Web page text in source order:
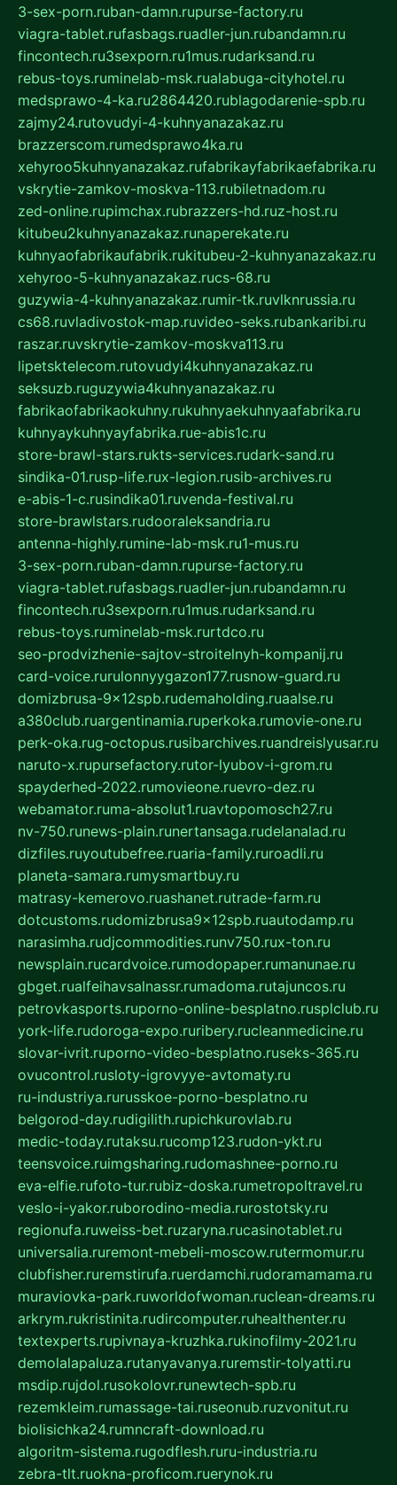
3-sex-porn.ruban-damn.rupurse-factory.ru
viagra-tablet.rufasbags.ruadler-jun.rubandamn.ru
fincontech.ru3sexporn.ru1mus.rudarksand.ru
rebus-toys.ruminelab-msk.rualabuga-cityhotel.ru
medsprawo-4-ka.ru2864420.rublagodarenie-spb.ru
zajmy24.rutovudyi-4-kuhnyanazakaz.ru
brazzerscom.rumedsprawo4ka.ru
xehyroo5kuhnyanazakaz.rufabrikayfabrikaefabrika.ru
vskrytie-zamkov-moskva-113.rubiletnadom.ru
zed-online.rupimchax.rubrazzers-hd.ruz-host.ru
kitubeu2kuhnyanazakaz.runaperekate.ru
kuhnyaofabrikaufabrik.rukitubeu-2-kuhnyanazakaz.ru
xehyroo-5-kuhnyanazakaz.rucs-68.ru
guzywia-4-kuhnyanazakaz.rumir-tk.ruvlknrussia.ru
cs68.ruvladivostok-map.ruvideo-seks.rubankaribi.ru
raszar.ruvskrytie-zamkov-moskva113.ru
lipetsktelecom.rutovudyi4kuhnyanazakaz.ru
seksuzb.ruguzywia4kuhnyanazakaz.ru
fabrikaofabrikaokuhny.rukuhnyaekuhnyaafabrika.ru
kuhnyaykuhnyayfabrika.rue-abis1c.ru
store-brawl-stars.rukts-services.rudark-sand.ru
sindika-01.rusp-life.rux-legion.rusib-archives.ru
e-abis-1-c.rusindika01.ruvenda-festival.ru
store-brawlstars.rudooraleksandria.ru
antenna-highly.rumine-lab-msk.ru1-mus.ru
3-sex-porn.ruban-damn.rupurse-factory.ru
viagra-tablet.rufasbags.ruadler-jun.rubandamn.ru
fincontech.ru3sexporn.ru1mus.rudarksand.ru
rebus-toys.ruminelab-msk.rurtdco.ru
seo-prodvizhenie-sajtov-stroitelnyh-kompanij.ru
card-voice.rurulonnyygazon177.rusnow-guard.ru
domizbrusa-9x12spb.rudemaholding.ruaalse.ru
a380club.ruargentinamia.ruperkoka.rumovie-one.ru
perk-oka.rug-octopus.rusibarchives.ruandreislyusar.ru
naruto-x.rupursefactory.rutor-lyubov-i-grom.ru
spayderhed-2022.rumovieone.ruevro-dez.ru
webamator.ruma-absolut1.ruavtopomosch27.ru
nv-750.runews-plain.runertansaga.rudelanalad.ru
dizfiles.ruyoutubefree.ruaria-family.ruroadli.ru
planeta-samara.rumysmartbuy.ru
matrasy-kemerovo.ruashanet.rutrade-farm.ru
dotcustoms.rudomizbrusa9x12spb.ruautodamp.ru
narasimha.rudjcommodities.runv750.rux-ton.ru
newsplain.rucardvoice.rumodopaper.rumanunae.ru
gbget.rualfeihavsalnassr.rumadoma.rutajuncos.ru
petrovkasports.ruporno-online-besplatno.rusplclub.ru
york-life.rudoroga-expo.ruribery.rucleanmedicine.ru
slovar-ivrit.ruporno-video-besplatno.ruseks-365.ru
ovucontrol.rusloty-igrovyye-avtomaty.ru
ru-industriya.rurusskoe-porno-besplatno.ru
belgorod-day.rudigilith.rupichkurovlab.ru
medic-today.rutaksu.rucomp123.rudon-ykt.ru
teensvoice.ruimgsharing.rudomashnee-porno.ru
eva-elfie.rufoto-tur.rubiz-doska.rumetropoltravel.ru
veslo-i-yakor.ruborodino-media.rurostotsky.ru
regionufa.ruweiss-bet.ruzaryna.rucasinotablet.ru
universalia.ruremont-mebeli-moscow.rutermomur.ru
clubfisher.ruremstirufa.ruerdamchi.rudoramamama.ru
muraviovka-park.ruworldofwoman.ruclean-dreams.ru
arkrym.rukristinita.rudircomputer.ruhealthenter.ru
textexperts.rupivnaya-kruzhka.rukinofilmy-2021.ru
demolalapaluza.rutanyavanya.ruremstir-tolyatti.ru
msdip.rujdol.rusokolovr.runewtech-spb.ru
rezemkleim.rumassage-tai.ruseonub.ruzvonitut.ru
biolisichka24.rumncraft-download.ru
algoritm-sistema.rugodflesh.ruru-industria.ru
zebra-tlt.ruokna-proficom.ruerynok.ru